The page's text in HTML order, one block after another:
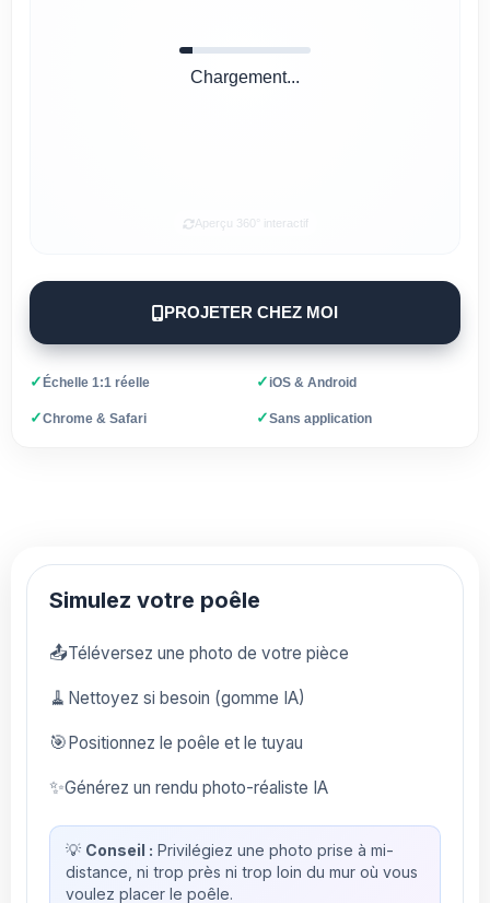
Chargement...
Aperçu 360° interactif
PROJETER CHEZ MOI
✓Échelle 1:1 réelle ✓iOS & Android
✓Chrome & Safari ✓Sans application
Simulez votre poêle
📤Téléversez une photo de votre pièce
🧹 Nettoyez si besoin (gomme IA)
🎯Positionnez le poêle et le tuyau
✨Générez un rendu photo-réaliste IA
💡 Conseil : Privilégiez une photo prise à mi-
distance, ni trop près ni trop loin du mur où vous
voulez placer le poêle.